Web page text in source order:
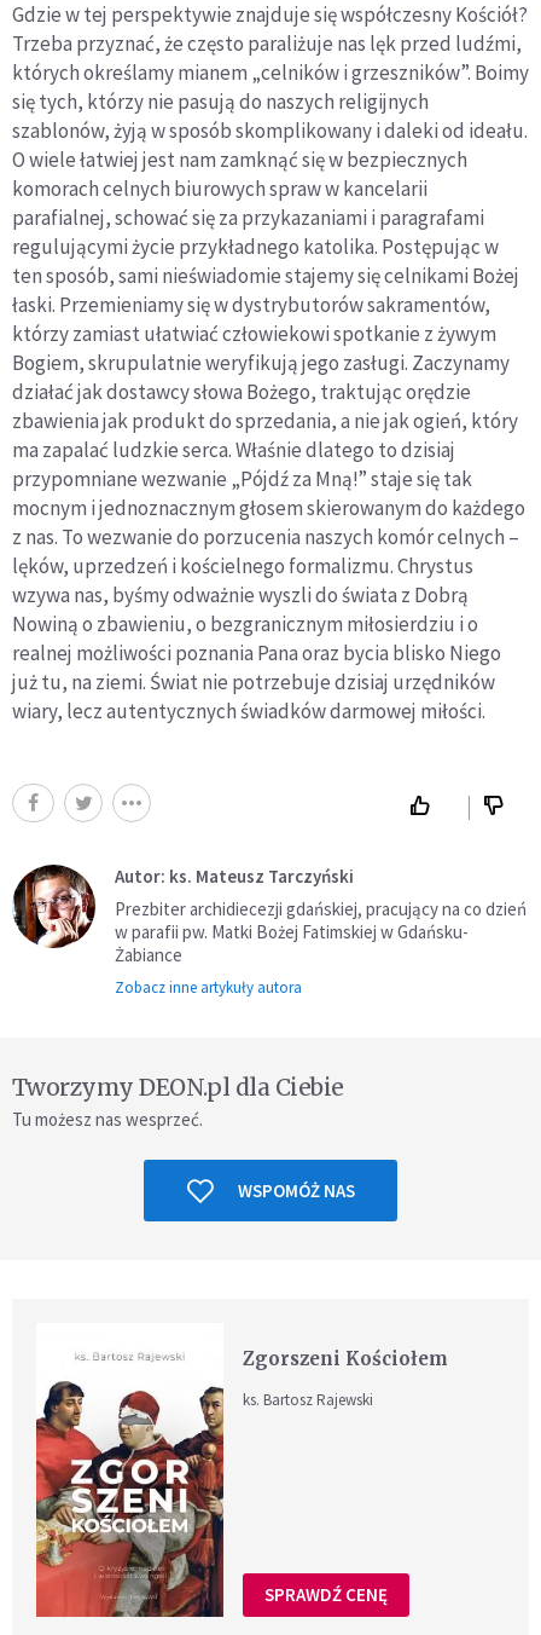
Gdzie w tej perspektywie znajduje się współczesny Kościół?
Trzeba przyznać, że często paraliżuje nas lęk przed ludźmi,
których określamy mianem „celników i grzeszników”. Boimy
się tych, którzy nie pasują do naszych religijnych
szablonów, żyją w sposób skomplikowany i daleki od ideału.
O wiele łatwiej jest nam zamknąć się w bezpiecznych
komorach celnych biurowych spraw w kancelarii
parafialnej, schować się za przykazaniami i paragrafami
regulującymi życie przykładnego katolika. Postępując w
ten sposób, sami nieświadomie stajemy się celnikami Bożej
łaski. Przemieniamy się w dystrybutorów sakramentów,
którzy zamiast ułatwiać człowiekowi spotkanie z żywym
Bogiem, skrupulatnie weryfikują jego zasługi. Zaczynamy
działać jak dostawcy słowa Bożego, traktując orędzie
zbawienia jak produkt do sprzedania, a nie jak ogień, który
ma zapalać ludzkie serca. Właśnie dlatego to dzisiaj
przypomniane wezwanie „Pójdź za Mną!” staje się tak
mocnym i jednoznacznym głosem skierowanym do każdego
z nas. To wezwanie do porzucenia naszych komór celnych –
lęków, uprzedzeń i kościelnego formalizmu. Chrystus
wzywa nas, byśmy odważnie wyszli do świata z Dobrą
Nowiną o zbawieniu, o bezgranicznym miłosierdziu i o
realnej możliwości poznania Pana oraz bycia blisko Niego
już tu, na ziemi. Świat nie potrzebuje dzisiaj urzędników
wiary, lecz autentycznych świadków darmowej miłości.
Autor: ks. Mateusz Tarczyński
Prezbiter archidiecezji gdańskiej, pracujący na co dzień
w parafii pw. Matki Bożej Fatimskiej w Gdańsku-
Żabiance
Zobacz inne artykuły autora
Tworzymy DEON.pl dla Ciebie
Tu możesz nas wesprzeć.
WSPOMÓŻ NAS
Zgorszeni Kościołem
ks. Bartosz Rajewski
SPRAWDŹ CENĘ